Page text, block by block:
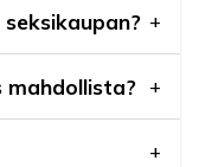
mahdollista?